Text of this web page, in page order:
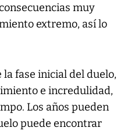
muy
extremo, así lo
la fase inicial del duelo,
e incredulidad,
Los años pueden
puede encontrar